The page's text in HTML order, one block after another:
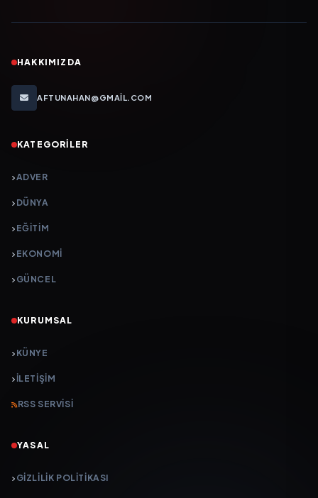
HAKKIMIZDA
AFTUNAHAN@GMAIL.COM
KATEGORILER
ADVER
DÜNYA
EĞİTİM
EKONOMİ
GÜNCEL
KURUMSAL
KÜNYE
İLETIŞIM
RSS SERVISI
YASAL
GIZLILIK POLITIKASI